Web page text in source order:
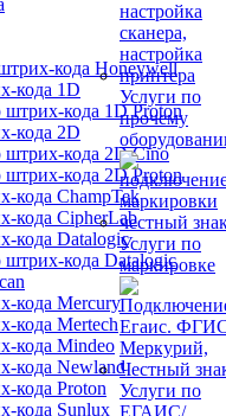
кода Honeywell
кода 1D
штрих-кода 1D Proton
кода 2D
штрих-кода 2D Cino
штрих-кода 2D Proton
кода ChampTek
кода CipherLab
кода Datalogic
штрих-кода Datalogic
кода Mercury
кода Mertech
кода Mindeo
кода Newland
кода Proton
кода Sunlux
Услуги по
прочему
Услуги по
маркировке
Услуги по
ЕГАИС/